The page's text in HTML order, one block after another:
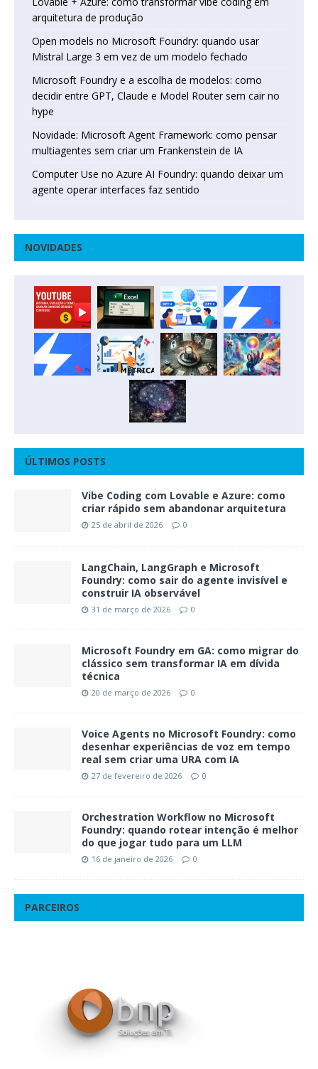
arquitetura de produção
Open models no Microsoft Foundry: quando usar
Mistral Large 3 em vez de um modelo fechado
Microsoft Foundry e a escolha de modelos: como
decidir entre GPT, Claude e Model Router sem cair no
hype
Novidade: Microsoft Agent Framework: como pensar
multiagentes sem criar um Frankenstein de IA
Computer Use no Azure AI Foundry: quando deixar um
agente operar interfaces faz sentido
NOVIDADES
ÚLTIMOS POSTS
Vibe Coding com Lovable e Azure: como
criar rápido sem abandonar arquitetura
25 de abril de 2026 0
LangChain, LangGraph e Microsoft
Foundry: como sair do agente invisível e
construir IA observável
31 de março de 2026 0
Microsoft Foundry em GA: como migrar do
clássico sem transformar IA em dívida
técnica
20 de março de 2026 0
Voice Agents no Microsoft Foundry: como
desenhar experiências de voz em tempo
real sem criar uma URA com IA
27 de fevereiro de 2026 0
Orchestration Workflow no Microsoft
Foundry: quando rotear intenção é melhor
do que jogar tudo para um LLM
16 de janeiro de 2026 0
PARCEIROS